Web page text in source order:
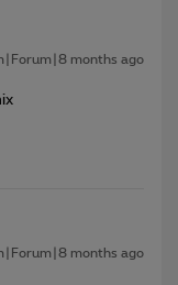
months ago
months ago